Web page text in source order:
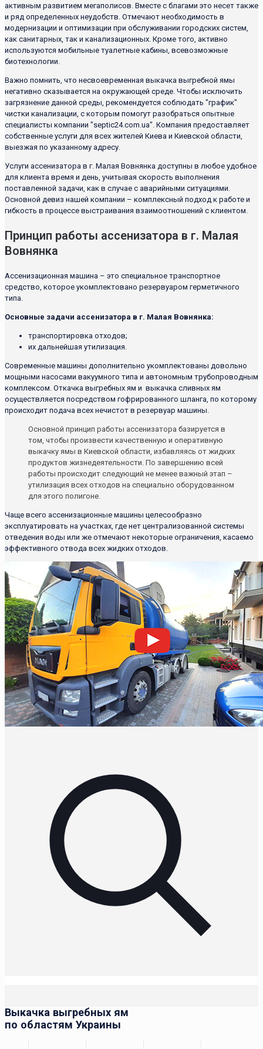
активным развитием мегаполисов. Вместе с благами это несет также
и ряд определенных неудобств. Отмечают необходимость в
модернизации и оптимизации при обслуживании городских систем,
как санитарных, так и канализационных. Кроме того, активно
используются мобильные туалетные кабины, всевозможные
биотехнологии.
Важно помнить, что несвоевременная выкачка выгребной ямы
негативно сказывается на окружающей среде. Чтобы исключить
загрязнение данной среды, рекомендуется соблюдать "график"
чистки канализации, с которым помогут разобраться опытные
специалисты компании "septic24.com.ua". Компания предоставляет
собственные услуги для всех жителей Киева и Киевской области,
выезжая по указанному адресу.
Услуги ассенизатора в г. Малая Вовнянка доступны в любое удобное
для клиента время и день, учитывая скорость выполнения
поставленной задачи, как в случае с аварийными ситуациями.
Основной девиз нашей компании – комплексный подход к работе и
гибкость в процессе выстраивания взаимоотношений с клиентом.
Принцип работы ассенизатора в г. Малая
Вовнянка
Ассенизационная машина – это специальное транспортное
средство, которое укомплектовано резервуаром герметичного
типа.
Основные задачи ассенизатора в г. Малая Вовнянка:
транспортировка отходов;
их дальнейшая утилизация.
Современные машины дополнительно укомплектованы довольно
мощными насосами вакуумного типа и автономным трубопроводным
комплексом. Откачка выгребных ям и выкачка сливных ям
осуществляется посредством гофрированного шланга, по которому
происходит подача всех нечистот в резервуар машины.
Основной принцип работы ассенизатора базируется в
том, чтобы произвести качественную и оперативную
выкачку ямы в Киевской области, избавляясь от жидких
продуктов жизнедеятельности. По завершению всей
работы происходит следующий не менее важный этап –
утилизация всех отходов на специально оборудованном
для этого полигоне.
Чаще всего ассенизационные машины целесообразно
эксплуатировать на участках, где нет централизованной системы
отведения воды или же отмечают некоторые ограничения, касаемо
эффективного отвода всех жидких отходов.
Выкачка выгребных ям
по областям Украины